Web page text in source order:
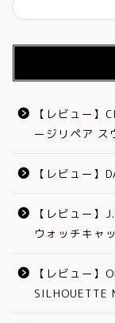
【レビュー】
ージリペア ス
【レビュー】
【レビュー
ウォッチキャ
【レビュー】
SILHOUETTE